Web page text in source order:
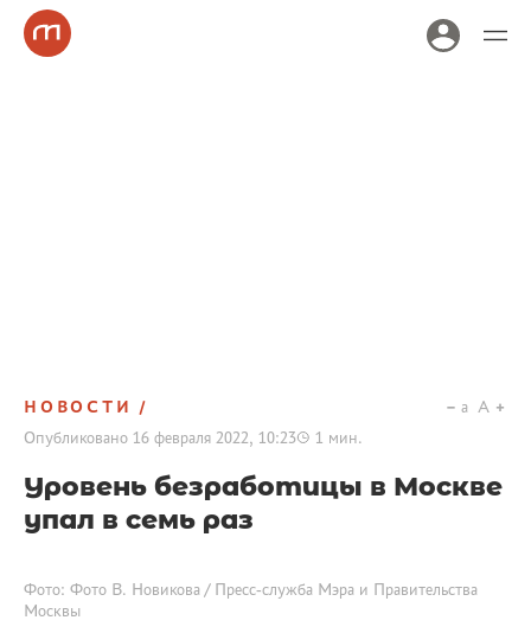
НОВОСТИ
Опубликовано 16 февраля 2022, 10:23 1 мин.
a A
Уровень безработицы в Москве
упал в семь раз
Фото: Фото В. Новикова / Пресс-служба Мэра и Правительства
Москвы